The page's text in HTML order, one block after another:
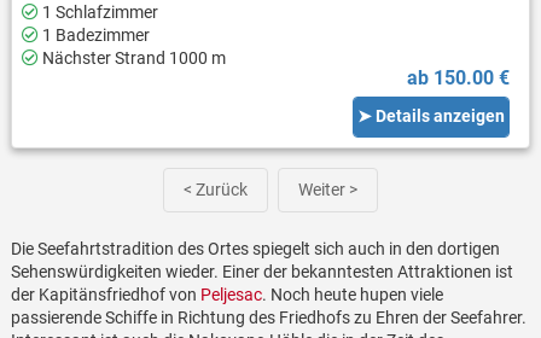
1 Schlafzimmer
1 Badezimmer
Nächster Strand 1000 m
ab 150.00 €
➤ Details anzeigen
< Zurück Weiter >
Die Seefahrtstradition des Ortes spiegelt sich auch in den dortigen
Sehenswürdigkeiten wieder. Einer der bekanntesten Attraktionen ist
der Kapitänsfriedhof von Peljesac. Noch heute hupen viele
passierende Schiffe in Richtung des Friedhofs zu Ehren der Seefahrer.